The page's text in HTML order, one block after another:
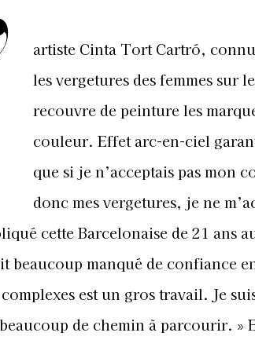
artiste Cinta Tort Cartró,
les vergetures des femmes sur
recouvre de peinture les
couleur. Effet arc-en-ciel
que si je n’acceptais pas mon
donc mes vergetures, je ne
cette Barcelonaise de 21 ans
beaucoup manqué de confiance
est un gros travail. Je
de chemin à parcourir. »